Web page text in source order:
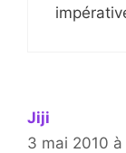
Jiji
3 mai 2010 à